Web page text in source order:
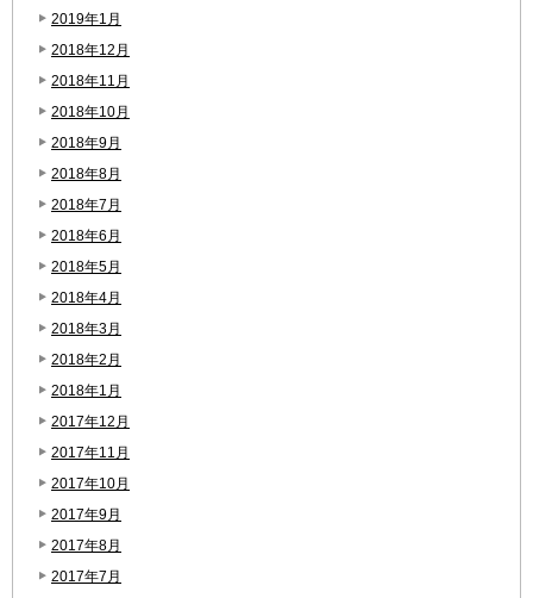
2019年1月
2018年12月
2018年11月
2018年10月
2018年9月
2018年8月
2018年7月
2018年6月
2018年5月
2018年4月
2018年3月
2018年2月
2018年1月
2017年12月
2017年11月
2017年10月
2017年9月
2017年8月
2017年7月